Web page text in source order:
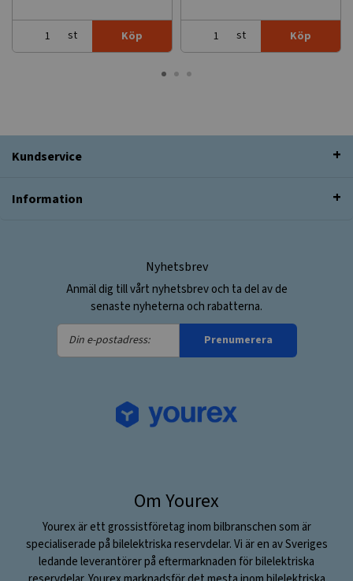
st Köp st Köp
Kundservice
Information
Nyhetsbrev
Anmäl dig till vårt nyhetsbrev och ta del av de
senaste nyheterna och rabatterna.
Din
e-
Prenumerera
Om Yourex
Yourex är ett grossistföretag inom bilbranschen som är
specialiserade på bilelektriska reservdelar. Vi är en av Sveriges
ledande leverantörer på eftermarknaden för bilelektriska